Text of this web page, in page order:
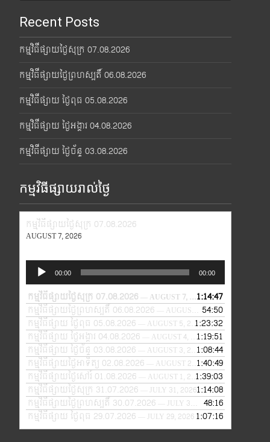
Recent Posts
កម្មវិធីផ្សាយថ្ងៃសុក្រ 07.08.2026
កម្មវិធីផ្សាយថ្ងៃព្រហស្បតិ៍ 06.08.2026
កម្មវិធីផ្សាយ ថ្ងៃពុធ 05.08.2026
កម្មវិធីផ្សាយ ថ្ងៃអង្គារ 04.08.2026
កម្មវិធីផ្សាយ ថ្ងៃច័ន្ទ 03.08.2026
កម្មវិធីផ្សាយរាល់ថ្ងៃ
កម្មវិធីផ្សាយថ្ងៃសុក្រ 07.08.2026
AUGUST 7, 2026
Audio
Player
00:00 00:00
កម្មវិធីផ្សាយថ្ងៃសុក្រ 07.08.2026— AUGUST 7, 2026
1:14:47
កម្មវិធីផ្សាយថ្ងៃព្រហស្បតិ៍ 06.08.2026
— AUGUST 6, 2026
54:50
កម្មវិធីផ្សាយ ថ្ងៃពុធ 05.08.2026
— AUGUST 5, 2026 1:23:32
កម្មវិធីផ្សាយ ថ្ងៃអង្គារ 04.08.2026
— AUGUST 4, 2026
1:19:51
កម្មវិធីផ្សាយ ថ្ងៃច័ន្ទ 03.08.2026
— AUGUST 3, 2026 1:08:44
កម្មវិធីផ្សាយថ្ងៃអាទិត្យ 02.08.2026
— AUGUST 2, 2026 1:40:49
កម្មវិធីផ្សាយថ្ងៃសៅរ៍ 01.08.2026
— AUGUST 1, 2026 1:39:03
កម្មវិធីផ្សាយថ្ងៃសុក្រ 31.07.2026
— JULY 31, 20261:14:08
កម្មវិធីផ្សាយថ្ងៃព្រហស្បតិ៍ 30.07.2026
— JULY 30, 2026
48:16
កម្មវិធីផ្សាយ ថ្ងៃពុធ 29.07.2026
— JULY 29, 20261:07:16